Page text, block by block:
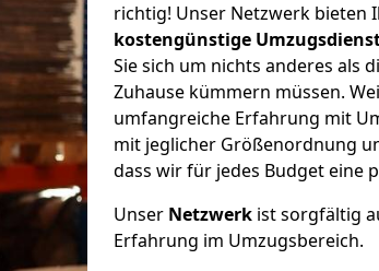
richtig! Unser Netzwerk bieten
kostengünstige
Sie sich um nichts anderes als
Zuhause kümmern müssen.
umfangreiche Erfahrung mit
mit jeglicher Größenordnung
dass wir für jedes Budget eine
Unser Netzwerk ist sorgfältig
Erfahrung im Umzugsbereich.